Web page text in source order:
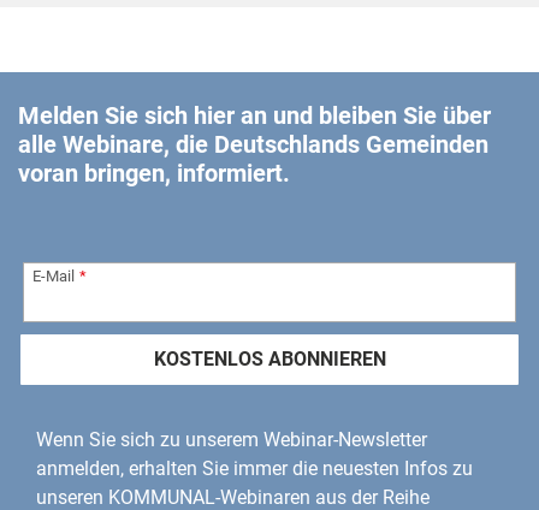
Melden Sie sich hier an und bleiben Sie über
alle Webinare, die Deutschlands Gemeinden
voran bringen, informiert.
E-Mail
Wenn Sie sich zu unserem Webinar-Newsletter
anmelden, erhalten Sie immer die neuesten Infos zu
unseren KOMMUNAL-Webinaren aus der Reihe